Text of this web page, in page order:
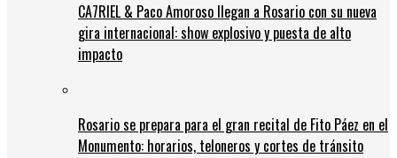
CA7RIEL & Paco Amoroso llegan a Rosario con su nueva
gira internacional: show explosivo y puesta de alto
impacto
Rosario se prepara para el gran recital de Fito Páez en el
Monumento: horarios, teloneros y cortes de tránsito